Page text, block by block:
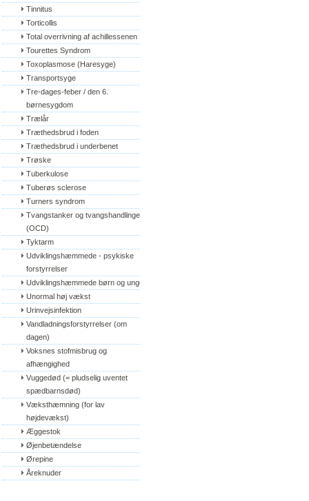
Tinnitus
Torticollis
Total overrivning af achillessenen
Tourettes Syndrom
Toxoplasmose (Haresyge)
Transportsyge
Tre-dages-feber / den 6.
børnesygdom
Trælår
Træthedsbrud i foden
Træthedsbrud i underbenet
Trøske
Tuberkulose
Tuberøs sclerose
Turners syndrom
Tvangstanker og tvangshandlinger
(OCD)
Tyktarm
Udviklingshæmmede - psykiske
forstyrrelser
Udviklingshæmmede børn og unge
Unormal høj vækst
Urinvejsinfektion
Vandladningsforstyrrelser (om
dagen)
Voksnes stofmisbrug og
afhængighed
Vuggedød (= pludselig uventet
spædbarnsdød)
Væksthæmning (for lav
højdevækst)
Æggestok
Øjenbetændelse
Ørepine
Åreknuder